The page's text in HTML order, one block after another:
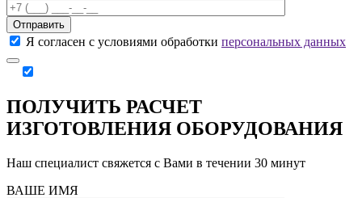
Отправить
Я согласен с условиями обработки персональных данных
ПОЛУЧИТЬ РАСЧЕТ
ИЗГОТОВЛЕНИЯ ОБОРУДОВАНИЯ
Наш специалист свяжется с Вами в течении 30 минут
ВАШЕ ИМЯ